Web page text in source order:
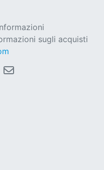
sugli acquisti